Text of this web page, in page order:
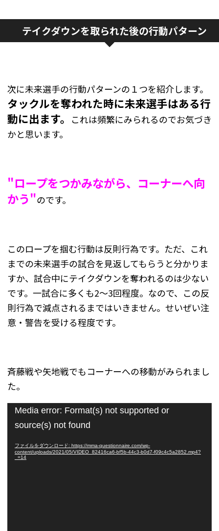
テイクダウンを取られた後の行動パターン
次に未来選手の行動パターンの１つを紹介します。
タックルを奪われた時に未来選手はある行
動に出ます。
これは頻繁にみられるのでお気づき
かと思います。
"ロープをつかみながら、コーナーへ向
かう"のです。
このロープを掴む行動は反則行為です。ただ、これ
までの未来選手の試合を見返してもらうと分かりま
すか、試合中にテイクダウンを奪われるのは少ない
です。一試合に多くも2～3回程度。なので、この反
則行為で減点されるまではいきません。せいぜい注
意・警告を受ける程度です。
斉藤戦や矢地戦でもコーナーへの移動がみられまし
た。
Media error: Format(s) not supported or
source(s) not found
ファイルをダウンロード: https://mma-questionnaire.com/wp-
content/uploads/2021/05/VIDEO_82416ca6-bf5b-44c3-b0d7-f09c4c5a2852.mp4?
_=14